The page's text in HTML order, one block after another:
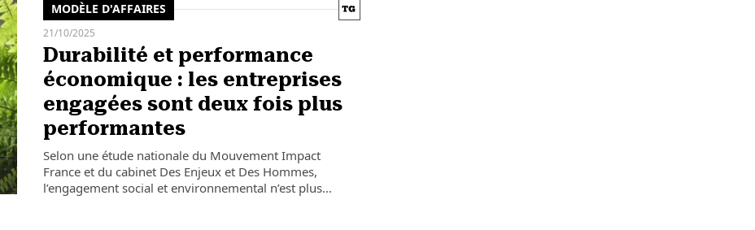
MODÈLE D'AFFAIRES
21/10/2025
Durabilité et performance
économique : les entreprises
engagées sont deux fois plus
performantes
Selon une étude nationale du Mouvement Impact
France et du cabinet Des Enjeux et Des Hommes,
l’engagement social et environnemental n’est plus…